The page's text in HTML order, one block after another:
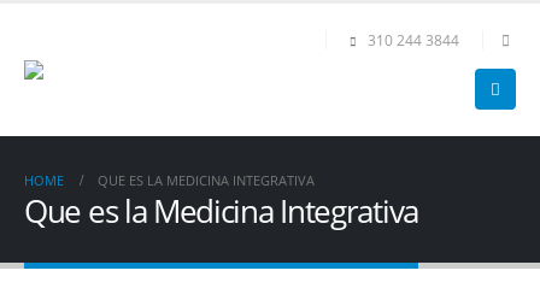
310 244 3844
HOME QUE ES LA MEDICINA INTEGRATIVA
Que es la Medicina Integrativa